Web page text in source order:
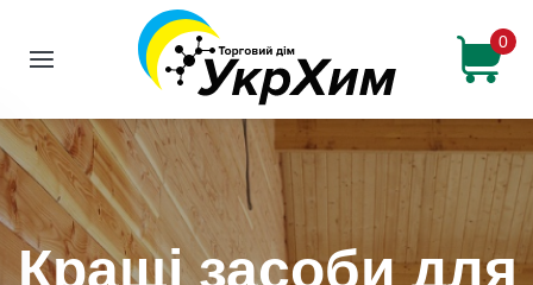
0
Кращі засоби для
Кращі засоби для